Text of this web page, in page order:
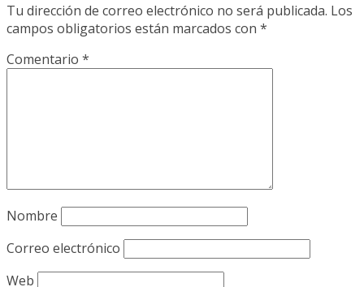
Tu dirección de correo electrónico no será publicada. Los
campos obligatorios están marcados con *
Comentario *
Nombre
Correo electrónico
Web